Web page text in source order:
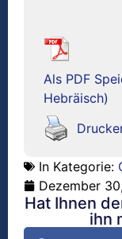
Als PDF
Hebräisch)
In Kategorie:
Dezember
Hat Ihnen
ihn